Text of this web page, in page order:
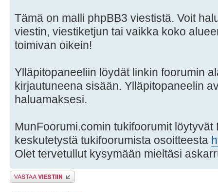
Tämä on malli phpBB3 viestistä. Voit
viestin, viestiketjun tai vaikka koko
toimivan oikein!
Ylläpitopaneeliin löydät linkin foorumin
kirjautuneena sisään. Ylläpitopaneelin
haluamaksesi.
MunFoorumi.comin tukifoorumit löytyvät
keskutetystä tukifoorumista osoitteesta
Olet tervetullut kysymään mieltäsi
Lähetä vastaus